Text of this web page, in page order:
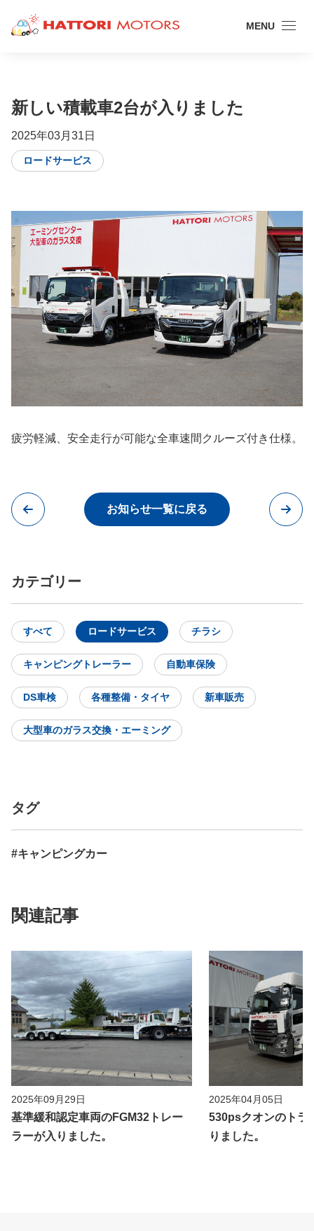
MENU
新しい積載車2台が入りました
2025年03月31日
ロードサービス
疲労軽減、安全走行が可能な全車速間クルーズ付き仕様。
お知らせ一覧に戻る
カテゴリー
すべて ロードサービス チラシ
キャンピングトレーラー 自動車保険
DS車検 各種整備・タイヤ 新車販売
大型車のガラス交換・エーミング
タグ
#キャンピングカー
関連記事
2025年09月29日
基準緩和認定車両のFGM32トレー
ラーが入りました。
2025年04月05日
530psクオンのトラ
りました。